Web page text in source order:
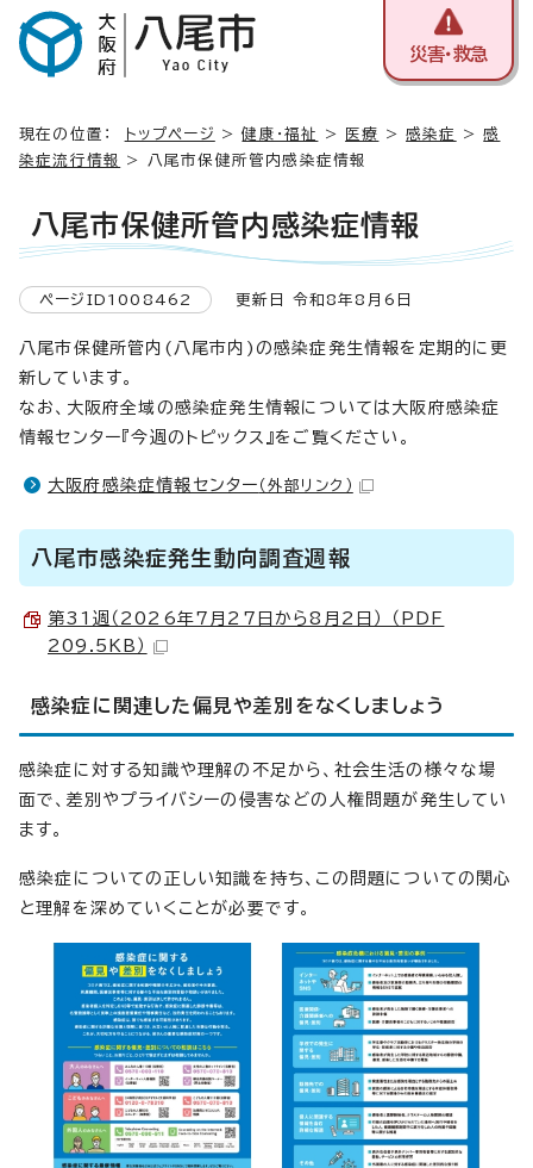
災害・救急
現在の位置： トップページ >健康・福祉 > 医療 >感染症 >感
染症流行情報
> 八尾市保健所管内感染症情報
八尾市保健所管内感染症情報
ページID1008462 更新日 令和8年8月6日
八尾市保健所管内(八尾市内)の感染症発生情報を定期的に更
新しています。
なお、大阪府全域の感染症発生情報については大阪府感染症
情報センター『今週のトピックス』をご覧ください。
大阪府感染症情報センター （外部リンク）
八尾市感染症発生動向調査週報
第31週（2026年7月27日から8月2日） （PDF
209.5KB）
感染症に関連した偏見や差別をなくしましょう
感染症に対する知識や理解の不足から、社会生活の様々な場
面で、差別やプライバシーの侵害などの人権問題が発生してい
ます。
感染症についての正しい知識を持ち、この問題についての関心
と理解を深めていくことが必要です。